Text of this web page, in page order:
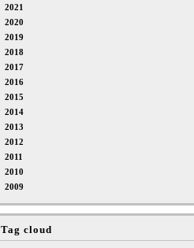
2021
2020
2019
2018
2017
2016
2015
2014
2013
2012
2011
2010
2009
Tag cloud